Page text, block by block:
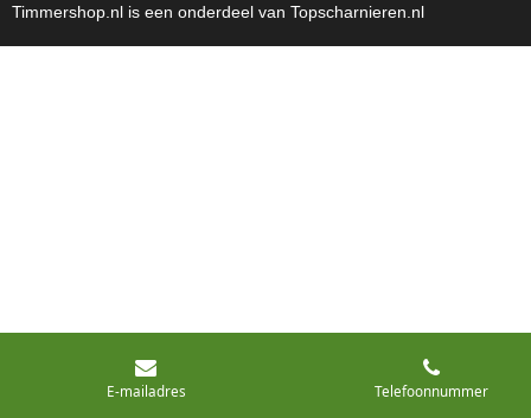
Timmershop.nl is een onderdeel van Topscharnieren.nl
E-mailadres Telefoonnummer